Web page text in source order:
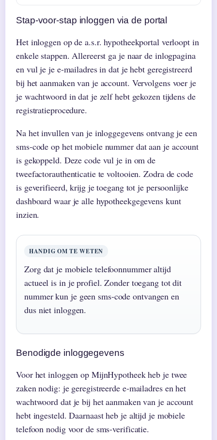
Stap-voor-stap inloggen via de portal
Het inloggen op de a.s.r. hypotheekportal verloopt in
enkele stappen. Allereerst ga je naar de inlogpagina
en vul je je e-mailadres in dat je hebt geregistreerd
bij het aanmaken van je account. Vervolgens voer je
je wachtwoord in dat je zelf hebt gekozen tijdens de
registratieprocedure.
Na het invullen van je inloggegevens ontvang je een
sms-code op het mobiele nummer dat aan je account
is gekoppeld. Deze code vul je in om de
tweefactorauthenticatie te voltooien. Zodra de code
is geverifieerd, krijg je toegang tot je persoonlijke
dashboard waar je alle hypotheekgegevens kunt
inzien.
HANDIG OM TE WETEN
Zorg dat je mobiele telefoonnummer altijd
actueel is in je profiel. Zonder toegang tot dit
nummer kun je geen sms-code ontvangen en
dus niet inloggen.
Benodigde inloggegevens
Voor het inloggen op MijnHypotheek heb je twee
zaken nodig: je geregistreerde e-mailadres en het
wachtwoord dat je bij het aanmaken van je account
hebt ingesteld. Daarnaast heb je altijd je mobiele
telefoon nodig voor de sms-verificatie.